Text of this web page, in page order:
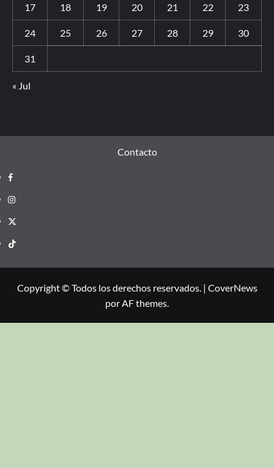
17 18 19 20 21 22 23
24 25 26 27 28 29 30
31
« Jul
Contacto
Copyright © Todos los derechos reservados. | CoverNews
por AF themes.